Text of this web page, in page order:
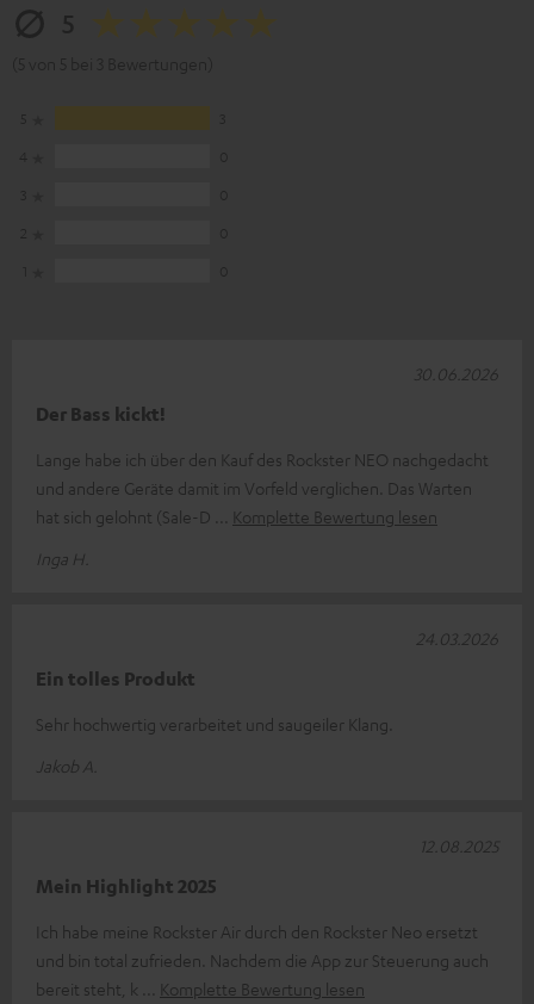
Der Bass kickt!
Lange habe ich über den Kauf des Rockster NEO nachgedacht
und andere Geräte damit im Vorfeld verglichen. Das Warten
hat sich gelohnt (Sale-D
Komplette Bewertung lesen
Inga H.
30.06.2026
Ein tolles Produkt
Sehr hochwertig verarbeitet und saugeiler Klang.
Jakob A.
24.03.2026
Mein Highlight 2025
Ich habe meine Rockster Air durch den Rockster Neo ersetzt
und bin total zufrieden. Nachdem die App zur Steuerung auch
bereit steht, k
Komplette Bewertung lesen
12.08.2025